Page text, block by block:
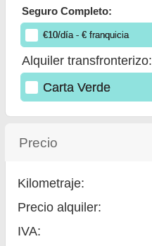
Seguro Completo:
€10/día- €franquicia
Alquiler transfronterizo:
Carta Verde
Precio
Kilometraje:
Precio alquiler:
IVA: